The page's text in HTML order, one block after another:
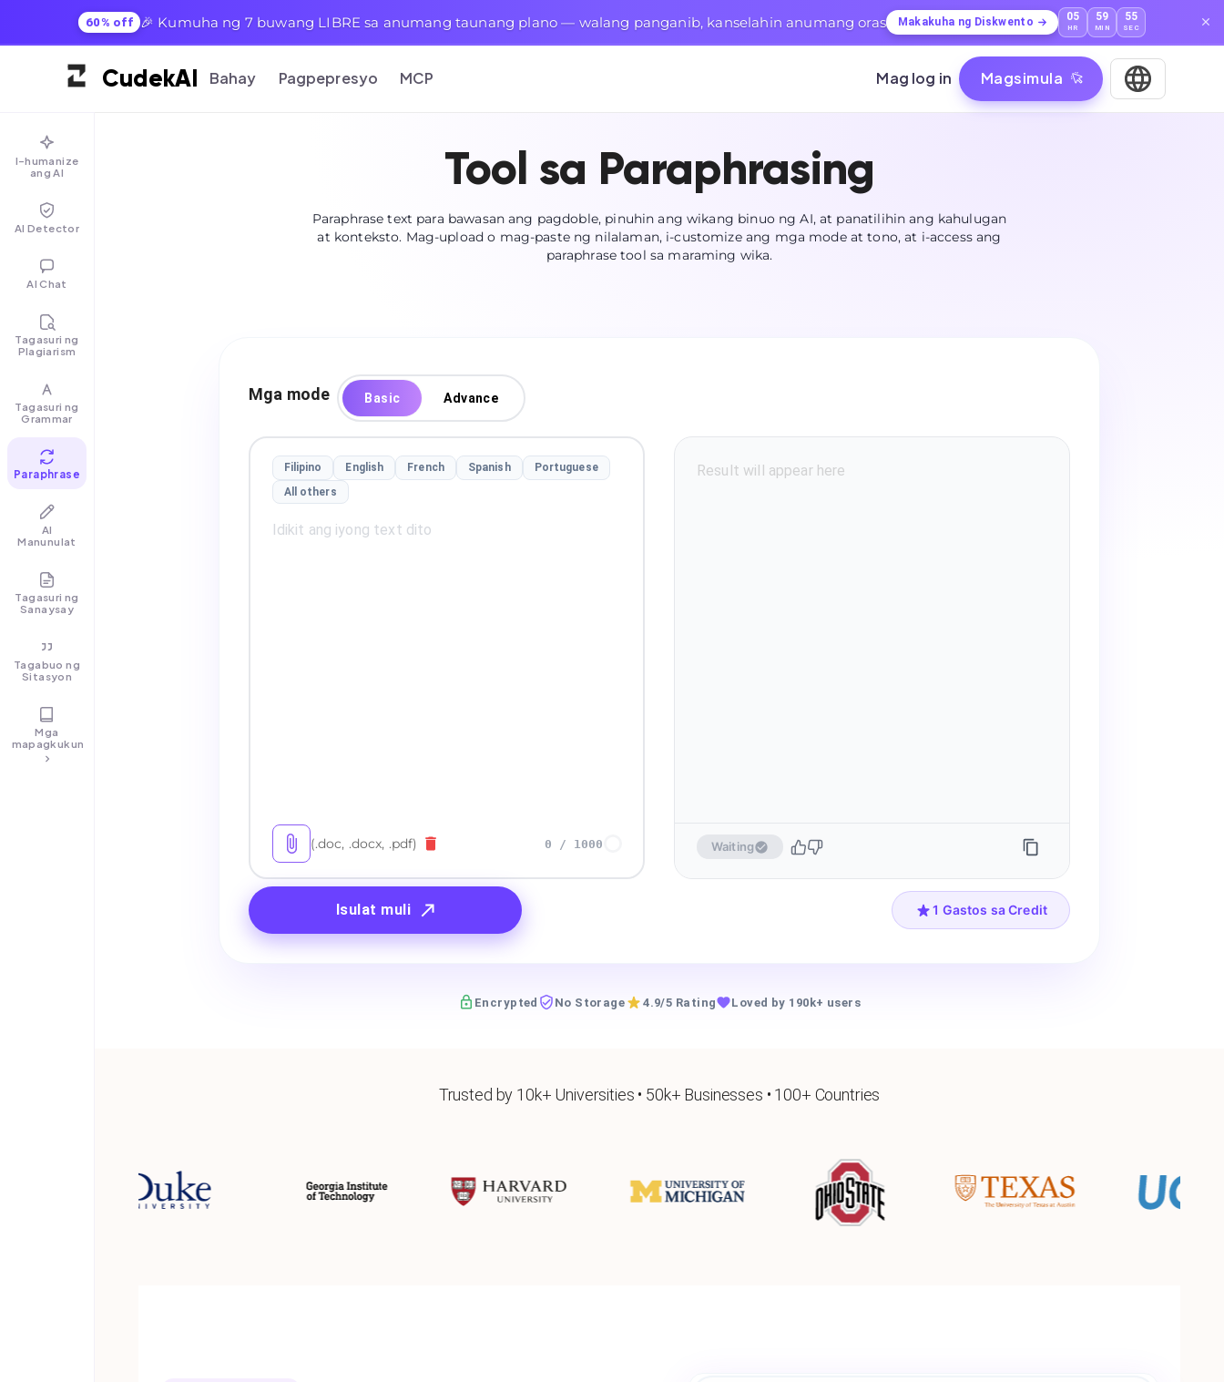
60% off 🎉 Kumuha ng 7 buwang LIBRE sa anumang taunang plano — walang panganib, kanselahin anumang oras Makakuha ng Diskwento 05
HR
59
MIN
54
SEC
CudekAI Bahay Pagpepresyo MCP Mag log in Magsimula
I-humanize
ang AI
AI Detector
AI Chat
Tagasuri ng
Plagiarism
Tagasuri ng
Grammar
Paraphrase
AI
Manunulat
Tagasuri ng
Sanaysay
Tagabuo ng
Sitasyon
Mga
mapagkukunan
Tool sa Paraphrasing
Paraphrase text para bawasan ang pagdoble, pinuhin ang wikang binuo ng AI, at panatilihin ang kahulugan
at konteksto. Mag-upload o mag-paste ng nilalaman, i-customize ang mga mode at tono, at i-access ang
paraphrase tool sa maraming wika.
Mga mode Basic Advance
Filipino English French Spanish
Portuguese
All others
(.doc, .docx, .pdf) 0 / 1000 Waiting
Isulat muli 1 Gastos sa Credit
Encrypted No Storage 4.9/5 Rating Loved by 190k+ users
Trusted by 10k+ Universities • 50k+ Businesses • 100+ Countries